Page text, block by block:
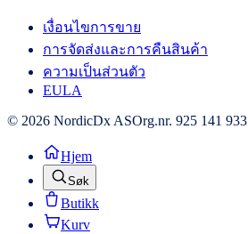
เงื่อนไขการขาย
การจัดส่งและการคืนสินค้า
ความเป็นส่วนตัว
EULA
© 2026 NordicDx ASOrg.nr. 925 141 933
Hjem
Søk
Butikk
Kurv